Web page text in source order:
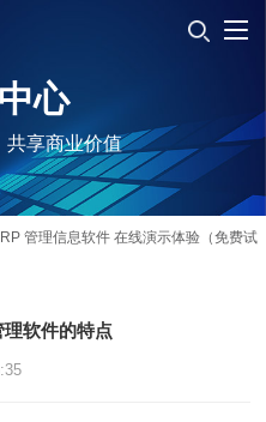
心
共享商业价值
管理信息软件 在线演示体验（免费试
软件的特点